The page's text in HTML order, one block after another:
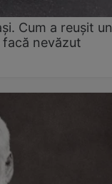
Cum a reușit un
nevăzut